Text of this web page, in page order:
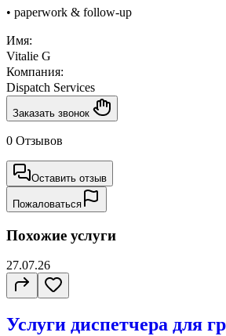
• paperwork & follow-up
Имя:
Vitalie G
Компания:
Dispatch Services
Заказать звонок
0 Отзывов
Оставить отзыв
Пожаловаться
Похожие услуги
27.07.26
Услуги диспетчера для